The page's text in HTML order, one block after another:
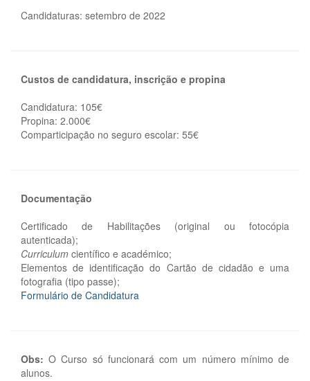
Candidaturas: setembro de 2022
Custos de candidatura, inscrição e propina
Candidatura: 105€
Propina: 2.000€
Comparticipação no seguro escolar: 55€
Documentação
Certificado de Habilitações (original ou fotocópia
autenticada);
Curriculum científico e académico;
Elementos de identificação do Cartão de cidadão e uma
fotografia (tipo passe);
Formulário de Candidatura
Obs:O Curso só funcionará com um número mínimo de
alunos.